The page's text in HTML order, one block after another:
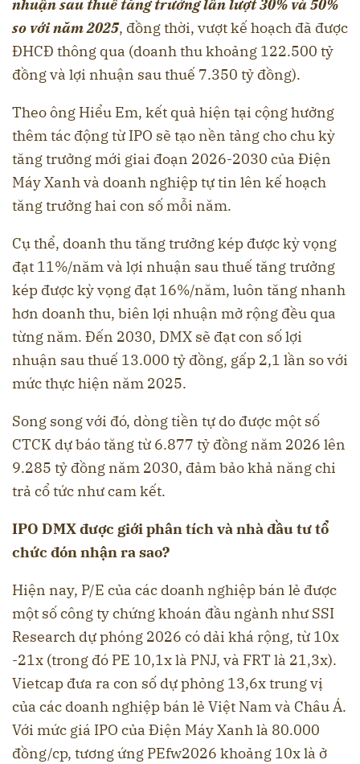
nhuận sau thuế tăng trưởng lần lượt 30% và 50%
so với năm 2025, đồng thời, vượt kế hoạch đã được
ĐHCĐ thông qua (doanh thu khoảng 122.500 tỷ
đồng và lợi nhuận sau thuế 7.350 tỷ đồng).
Theo ông Hiểu Em, kết quả hiện tại cộng hưởng
thêm tác động từ IPO sẽ tạo nền tảng cho chu kỳ
tăng trưởng mới giai đoạn 2026-2030 của Điện
Máy Xanh và doanh nghiệp tự tin lên kế hoạch
tăng trưởng hai con số mỗi năm.
Cụ thể, doanh thu tăng trưởng kép được kỳ vọng
đạt 11%/năm và lợi nhuận sau thuế tăng trưởng
kép được kỳ vọng đạt 16%/năm, luôn tăng nhanh
hơn doanh thu, biên lợi nhuận mở rộng đều qua
từng năm. Đến 2030, DMX sẽ đạt con số lợi
nhuận sau thuế 13.000 tỷ đồng, gấp 2,1 lần so với
mức thực hiện năm 2025.
Song song với đó, dòng tiền tự do được một số
CTCK dự báo tăng từ 6.877 tỷ đồng năm 2026 lên
9.285 tỷ đồng năm 2030, đảm bảo khả năng chi
trả cổ tức như cam kết.
IPO DMX được giới phân tích và nhà đầu tư tổ
chức đón nhận ra sao?
Hiện nay, P/E của các doanh nghiệp bán lẻ được
một số công ty chứng khoán đầu ngành như SSI
Research dự phóng 2026 có dải khá rộng, từ 10x
-21x (trong đó PE 10,1x là PNJ, và FRT là 21,3x).
Vietcap đưa ra con số dự phỏng 13,6x trung vị
của các doanh nghiệp bán lẻ Việt Nam và Châu Á.
Với mức giá IPO của Điện Máy Xanh là 80.000
đồng/cp, tương ứng PEfw2026 khoảng 10x là ở